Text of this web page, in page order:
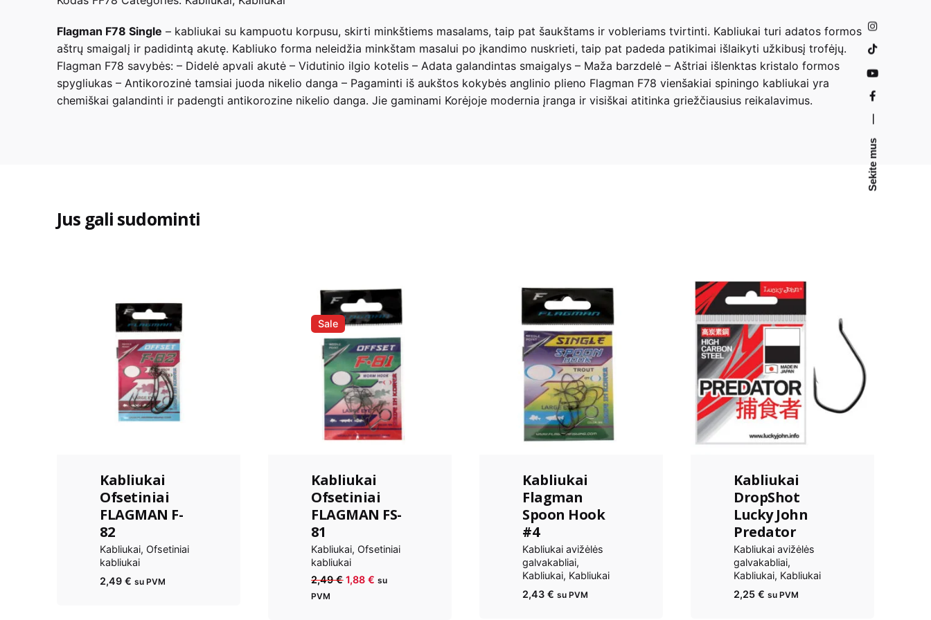
Sekite mus
:
Flagman F78 Single – kabliukai su kampuotu korpusu, skirti minkštiems masalams, taip pat šaukštams ir vobleriams tvirtinti. Kabliukai turi adatos formos
aštrų smaigalį ir padidintą akutę. Kabliuko forma neleidžia minkštam masalui po įkandimo nuskrieti, taip pat padeda patikimai išlaikyti užkibusį trofėjų.
Flagman F78 savybės: – Didelė apvali akutė – Vidutinio ilgio kotelis – Adata galandintas smaigalys – Maža barzdelė – Aštriai išlenktas kristalo formos
spygliukas – Antikorozinė tamsiai juoda nikelio danga – Pagaminti iš aukštos kokybės anglinio plieno Flagman F78 vienšakiai spiningo kabliukai yra
chemiškai galandinti ir padengti antikorozine nikelio danga. Jie gaminami Korėjoje modernia įranga ir visiškai atitinka griežčiausius reikalavimus.
Jus gali sudominti
Kabliukai
Ofsetiniai
FLAGMAN F-
82
Kabliukai Ofsetiniai
kabliukai
2,49€ su PVM
Sale
Kabliukai
Ofsetiniai
FLAGMAN FS-
81
Kabliukai Ofsetiniai
kabliukai
2,49€ Anksčiau
1,88€ Dabartinė
su
PVM
Kabliukai
Flagman
Spoon Hook
#4
Kabliukai avižėlės
galvakabliai
Kabliukai Kabliukai
2,43€ su PVM
Kabliukai
DropShot
Lucky John
Predator
Kabliukai avižėlės
galvakabliai
Kabliukai Kabliukai
2,25€ su PVM